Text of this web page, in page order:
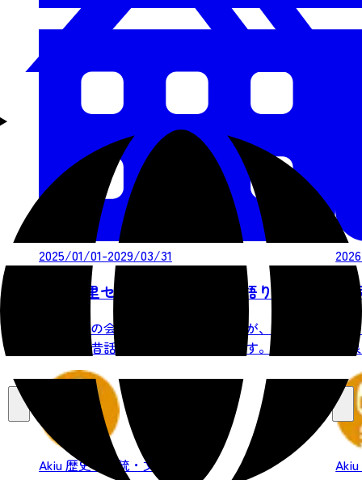
2025/01/01-2029/03/31
秋保・里センター 秋保の民話語り
秋保語りの会のメンバーのみなさんが、方言を交
えながら昔話を披露してくださいます。
Akiu歴史・伝統・文化
「
温
Akiu